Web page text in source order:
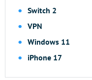
Switch 2
VPN
Windows 11
iPhone 17